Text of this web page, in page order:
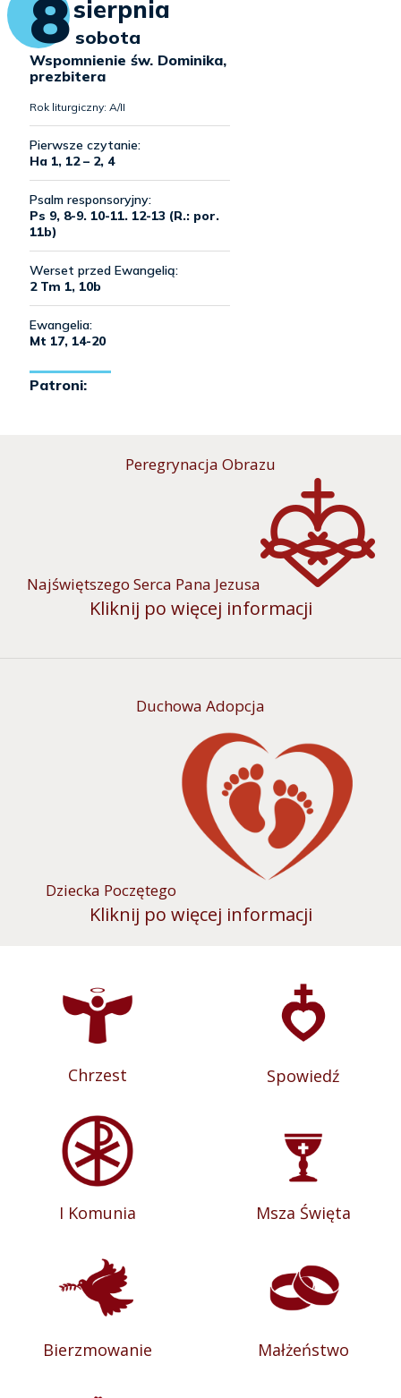
Peregrynacja Obrazu
Najświętszego Serca Pana Jezusa
Kliknij po więcej informacji
Duchowa Adopcja
Dziecka Poczętego
Kliknij po więcej informacji
Chrzest Spowiedź
I Komunia Msza Święta
Bierzmowanie Małżeństwo